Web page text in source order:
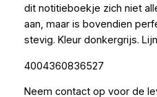
dit notitieboekje zich niet
aan, maar is bovendien
stevig. Kleur donkergrijs.
4004360836527
Neem contact op voor de